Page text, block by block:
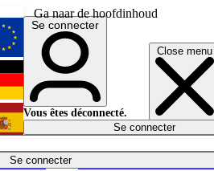
Ga naar de hoofdinhoud
Close menu
Se connecter
Économie
English
Deutsch
Español
Se connecter
Vous êtes déconnecté.
Se connecter